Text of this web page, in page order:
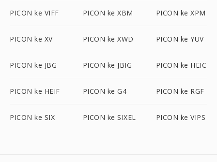
PICON ke VIFF PICON ke XBM PICON ke XPM
PICON ke XV PICON ke XWD PICON ke YUV
PICON ke JBG PICON ke JBIG PICON ke HEIC
PICON ke HEIF PICON ke G4 PICON ke RGF
PICON ke SIX PICON ke SIXEL PICON ke VIPS